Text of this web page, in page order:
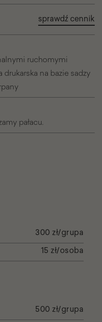
sprawdź cennik
ruchomymi
na bazie sadzy
pałacu.
300 zł/grupa
15 zł/osoba
500 zł/grupa